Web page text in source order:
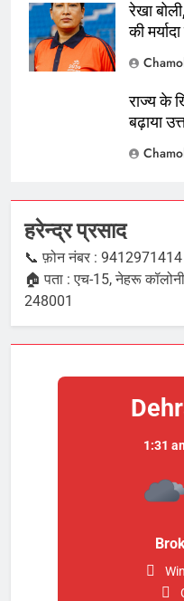
रेखा
की
राज्य के
बढ़ाया
हरेन्द्र प्रसाद
📞 फ़ोन नंबर : 9412971414
🏠 पता : एच-15, नेहरू
248001
1:31